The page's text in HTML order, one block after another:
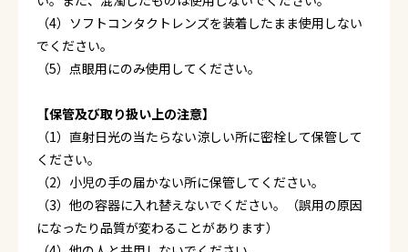
（4）ソフトコンタクトレンズを装着したまま使用しない
でください。
（5）点眼用にのみ使用してください。
【保管及び取り扱い上の注意】
（1）直射日光の当たらない涼しい所に密栓して保管して
ください。
（2）小児の手の届かない所に保管してください。
（3）他の容器に入れ替えないでください。（誤用の原因
になったり品質が変わることがあります）